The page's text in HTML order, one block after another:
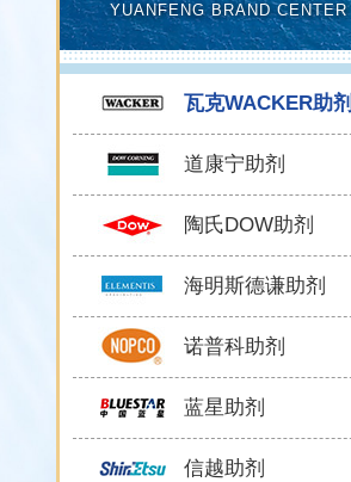
YUANFENG BRAND CENTER
瓦克WACKER助剂
道康宁助剂
陶氏DOW助剂
海明斯德谦助剂
诺普科助剂
蓝星助剂
信越助剂